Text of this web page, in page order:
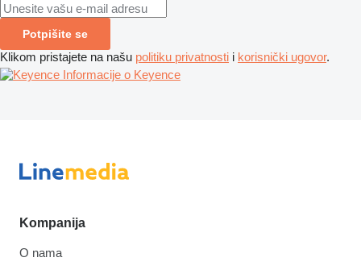
Potpišite se
Klikom pristajete na našu politiku privatnosti i korisnički ugovor.
Informacije o Keyence
Kompanija
O nama